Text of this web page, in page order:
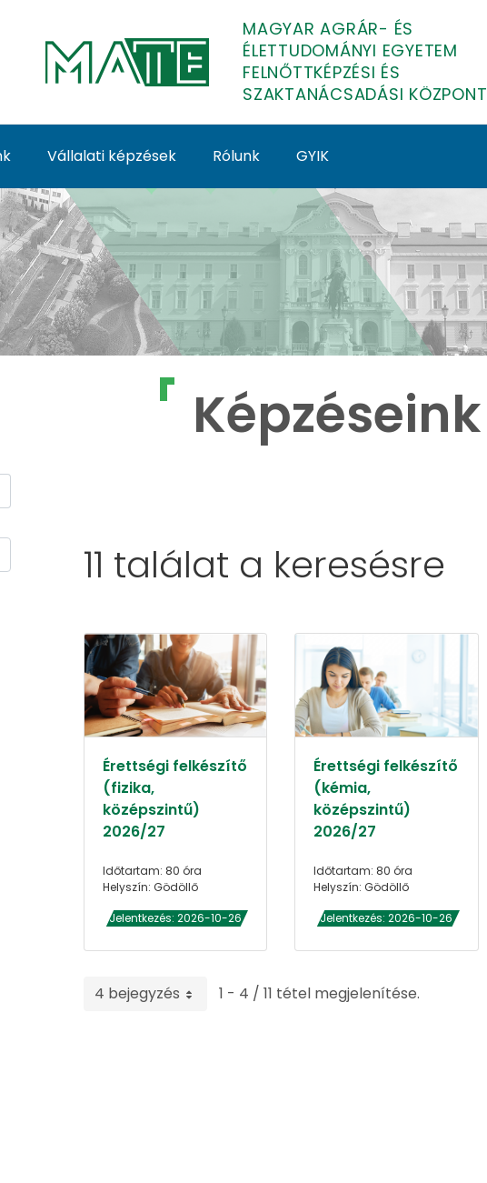
MAGYAR AGRÁR- ÉS
ÉLETTUDOMÁNYI EGYETEM
FELNŐTTKÉPZÉSI ÉS
SZAKTANÁCSADÁSI KÖZPONT
Vállalati képzések Rólunk GYIK
Felnőttképzés
Képzéseink
11 találat a keresésre
Érettségi felkészítő
(fizika,
középszintű)
2026/27
Időtartam: 80 óra
Helyszín: Gödöllő
Jelentkezés: 2026-10-26
Érettségi felkészítő
(kémia,
középszintű)
2026/27
Időtartam: 80 óra
Helyszín: Gödöllő
Jelentkezés: 2026-10-26
4 bejegyzés 1 - 4 / 11 tétel megjelenítése.